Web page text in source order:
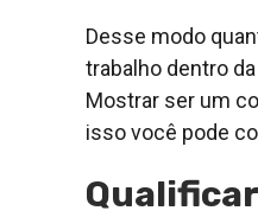
Desse modo
trabalho dentro
Mostrar ser um
isso você pode